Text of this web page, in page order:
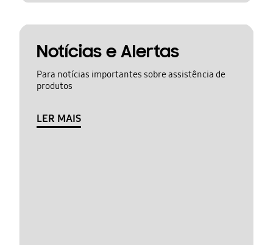
Notícias e Alertas
Para notícias importantes sobre assistência de
produtos
LER MAIS